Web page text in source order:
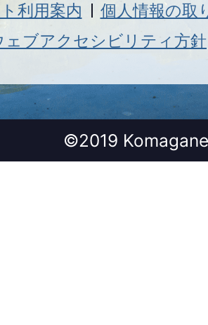
利用案内
個人情報の取
ェブアクセシビリティ方針
©2019